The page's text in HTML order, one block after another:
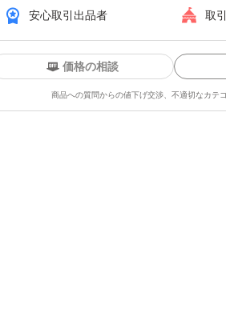
安心取引出品者 取
を付与しています
安全なユーザーです
価格の相談
商品への質問からの値下げ交渉、不適切なカテ